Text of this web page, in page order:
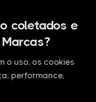
coletados e
o uso, os cookies
performance,